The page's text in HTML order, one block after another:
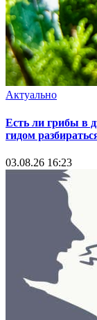
Актуально
Есть ли грибы в
гидом
03.08.26 16:23